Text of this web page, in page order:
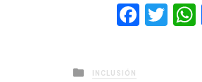
Posted
INCLUSIÓN